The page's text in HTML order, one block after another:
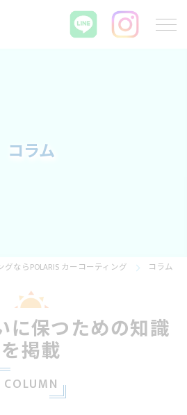
コラム
ならPOLARIS カーコーティング コラム
に保つための知識
を掲載
COLUMN